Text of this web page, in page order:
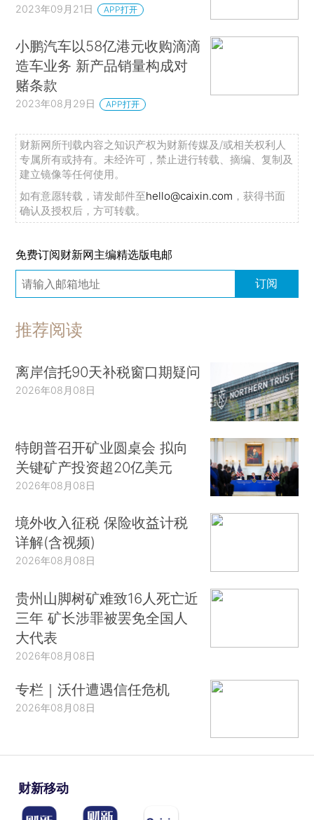
2023年09月21日 APP打开
小鹏汽车以58亿港元收购滴滴
造车业务 新产品销量构成对
赌条款
2023年08月29日 APP打开
财新网所刊载内容之知识产权为财新传媒及/或相关权利人
专属所有或持有。未经许可，禁止进行转载、摘编、复制及
建立镜像等任何使用。
如有意愿转载，请发邮件至hello@caixin.com ，获得书面
确认及授权后，方可转载。
免费订阅财新网主编精选版电邮
订阅
推荐阅读
离岸信托90天补税窗口期疑问
2026年08月08日
特朗普召开矿业圆桌会 拟向
关键矿产投资超20亿美元
2026年08月08日
境外收入征税 保险收益计税
详解(含视频)
2026年08月08日
贵州山脚树矿难致16人死亡近
三年 矿长涉罪被罢免全国人
大代表
2026年08月08日
专栏｜沃什遭遇信任危机
2026年08月08日
财新移动